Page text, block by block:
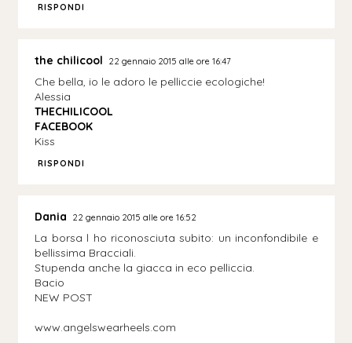
RISPONDI
the chilicool 22 gennaio 2015 alle ore 16:47
Che bella, io le adoro le pelliccie ecologiche!
Alessia
THECHILICOOL
FACEBOOK
Kiss
RISPONDI
Dania 22 gennaio 2015 alle ore 16:52
La borsa l ho riconosciuta subito: un inconfondibile e
bellissima Bracciali.
Stupenda anche la giacca in eco pelliccia.
Bacio
NEW POST
www.angelswearheels.com